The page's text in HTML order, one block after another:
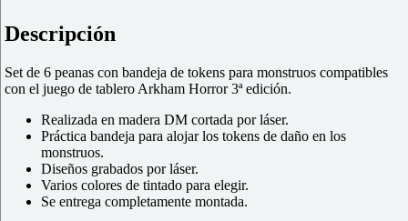
Descripción
Set de 6 peanas con bandeja de tokens para monstruos compatibles
con el juego de tablero Arkham Horror 3ª edición.
Realizada en madera DM cortada por láser.
Práctica bandeja para alojar los tokens de daño en los
monstruos.
Diseños grabados por láser.
Varios colores de tintado para elegir.
Se entrega completamente montada.